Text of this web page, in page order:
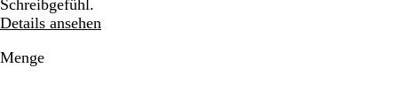
Schwenken.
Schreibgefühl.
Details ansehen
Menge